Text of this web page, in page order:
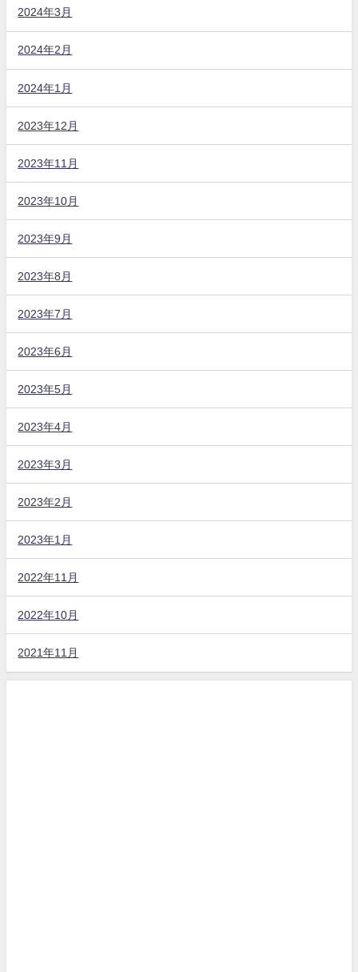
2024年3月
2024年2月
2024年1月
2023年12月
2023年11月
2023年10月
2023年9月
2023年8月
2023年7月
2023年6月
2023年5月
2023年4月
2023年3月
2023年2月
2023年1月
2022年11月
2022年10月
2021年11月